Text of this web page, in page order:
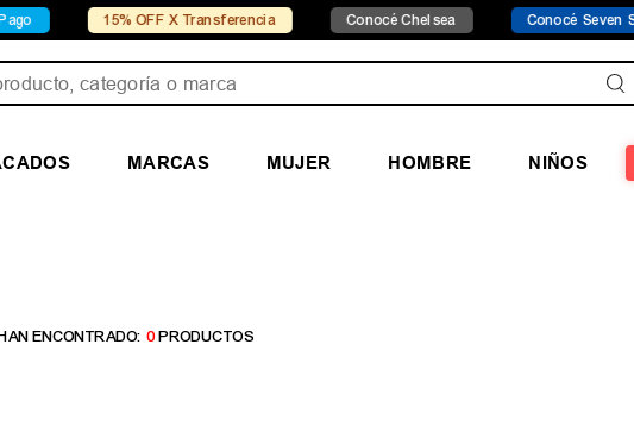
15% OFF X Transferencia Conocé Chelsea Conocé Seven
MARCAS MUJER HOMBRE NIÑOS
0PRODUCTOS